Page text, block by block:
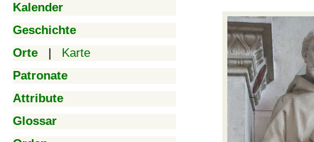
Kalender
Geschichte
Orte | Karte
Patronate
Attribute
Glossar